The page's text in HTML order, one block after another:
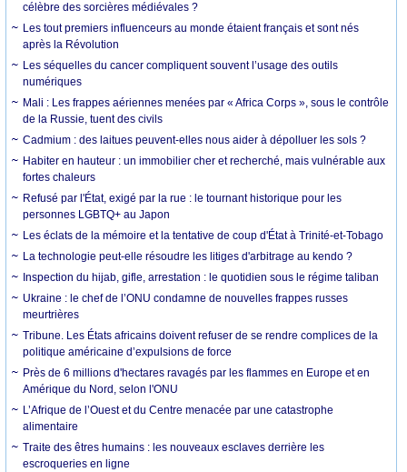
célèbre des sorcières médiévales ?
Les tout premiers influenceurs au monde étaient français et sont nés
après la Révolution
Les séquelles du cancer compliquent souvent l’usage des outils
numériques
Mali : Les frappes aériennes menées par « Africa Corps », sous le contrôle
de la Russie, tuent des civils
Cadmium : des laitues peuvent-elles nous aider à dépolluer les sols ?
Habiter en hauteur : un immobilier cher et recherché, mais vulnérable aux
fortes chaleurs
Refusé par l'État, exigé par la rue : le tournant historique pour les
personnes LGBTQ+ au Japon
Les éclats de la mémoire et la tentative de coup d'État à Trinité-et-Tobago
La technologie peut-elle résoudre les litiges d'arbitrage au kendo ?
Inspection du hijab, gifle, arrestation : le quotidien sous le régime taliban
Ukraine : le chef de l’ONU condamne de nouvelles frappes russes
meurtrières
Tribune. Les États africains doivent refuser de se rendre complices de la
politique américaine d’expulsions de force
Près de 6 millions d'hectares ravagés par les flammes en Europe et en
Amérique du Nord, selon l'ONU
L’Afrique de l’Ouest et du Centre menacée par une catastrophe
alimentaire
Traite des êtres humains : les nouveaux esclaves derrière les
escroqueries en ligne